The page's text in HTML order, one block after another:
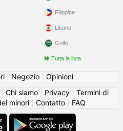
Filippine
Libano
Golfo
Tutta la lista
| Negozio| Opinioni
Chi siamo| Privacy| Termini di
minori| Contatto| FAQ